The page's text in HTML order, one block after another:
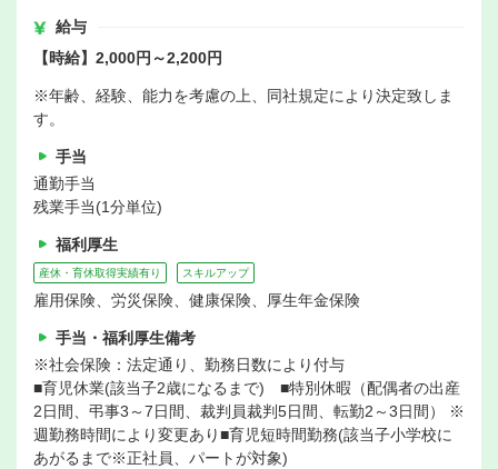
給与
【時給】2,000円～2,200円
※年齢、経験、能力を考慮の上、同社規定により決定致しま
す。
手当
通勤手当
残業手当(1分単位)
福利厚生
産休・育休取得実績有り スキルアップ
雇用保険、労災保険、健康保険、厚生年金保険
手当・福利厚生備考
※社会保険：法定通り、勤務日数により付与
■育児休業(該当子2歳になるまで) ■特別休暇（配偶者の出産
2日間、弔事3～7日間、裁判員裁判5日間、転勤2～3日間） ※
週勤務時間により変更あり■育児短時間勤務(該当子小学校に
あがるまで※正社員、パートが対象)